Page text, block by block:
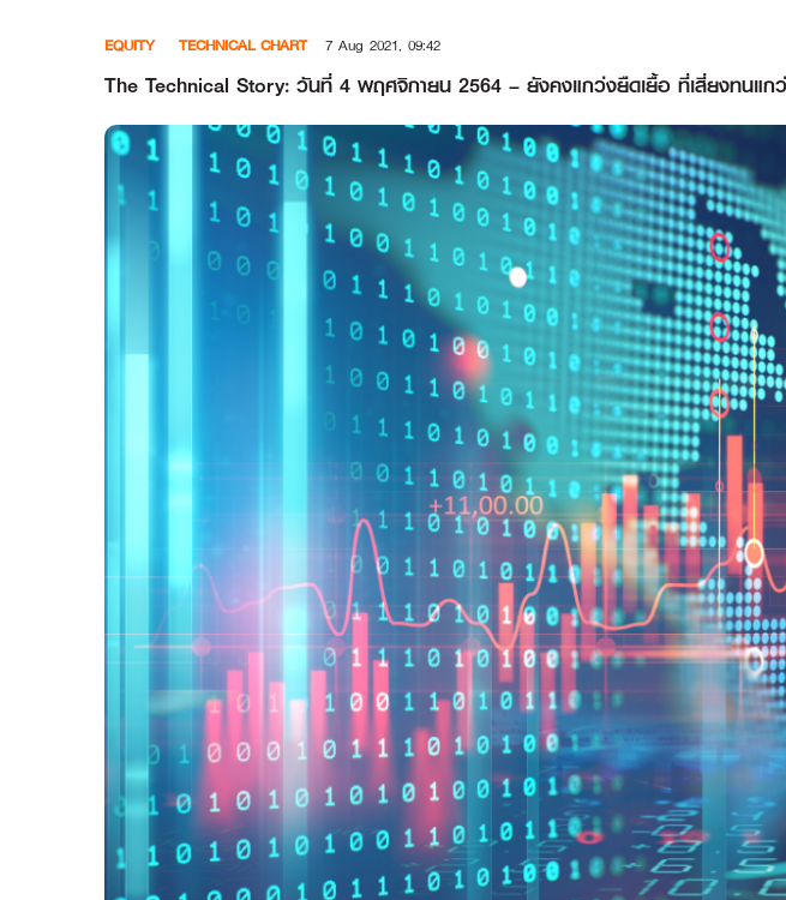
EQUITY TECHNICAL CHART 7 Aug 2021, 09:42
The Technical Story: วันที่ 4 พฤศจิกายน 2564 – ยังคงแกว่งยืดเยื้อ ที่เสี่ยงทนแก